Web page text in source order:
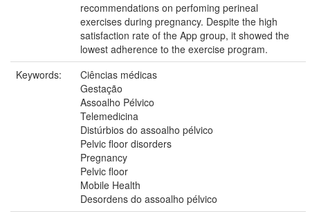
recommendations on perfoming perineal
exercises during pregnancy. Despite the high
satisfaction rate of the App group, it showed the
lowest adherence to the exercise program.
Keywords:
Ciências médicas
Gestação
Assoalho Pélvico
Telemedicina
Distúrbios do assoalho pélvico
Pelvic floor disorders
Pregnancy
Pelvic floor
Mobile Health
Desordens do assoalho pélvico